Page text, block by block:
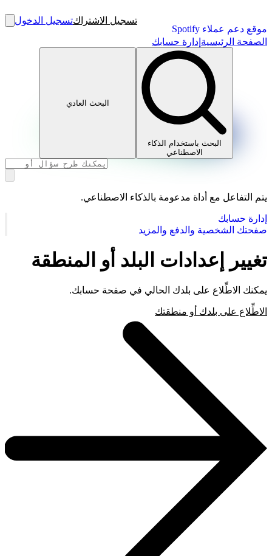
موقع دعم عملاء Spotify
تسجيل الاشتراكتسجيل الدخول
الصفحة الرئيسية إدارة حسابك
البحث باستخدام الذكاء
الاصطناعي
البحث العادي
يتم التفاعل مع أداة مدعومة بالذكاء الاصطناعي.
إدارة حسابك
صفحتك الشخصية والدفع والمزيد
تغيير إعدادات البلد أو المنطقة
يمكنك الاطِّلاع على بلدك الحالي في صفحة حسابك.
الاطِّلاع على بلدك أو منطقتك